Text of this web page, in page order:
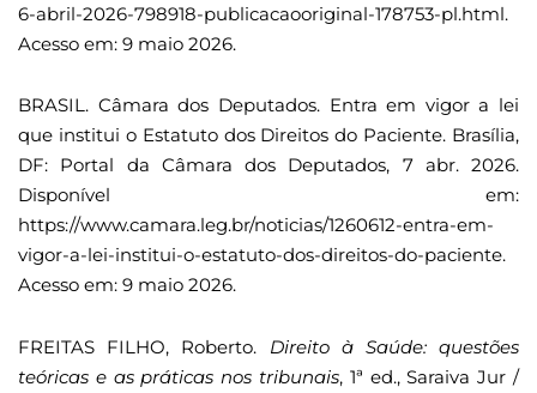
6-abril-2026-798918-publicacaooriginal-178753-pl.html.
Acesso em: 9 maio 2026.
BRASIL. Câmara dos Deputados. Entra em vigor a lei
que institui o Estatuto dos Direitos do Paciente. Brasília,
DF: Portal da Câmara dos Deputados, 7 abr. 2026.
Disponível em:
https://www.camara.leg.br/noticias/1260612-entra-em-
vigor-a-lei-institui-o-estatuto-dos-direitos-do-paciente.
Acesso em: 9 maio 2026.
FREITAS FILHO, Roberto.
Direito à Saúde: questões
teóricas e as práticas nos tribunais, 1ª ed., Saraiva Jur /